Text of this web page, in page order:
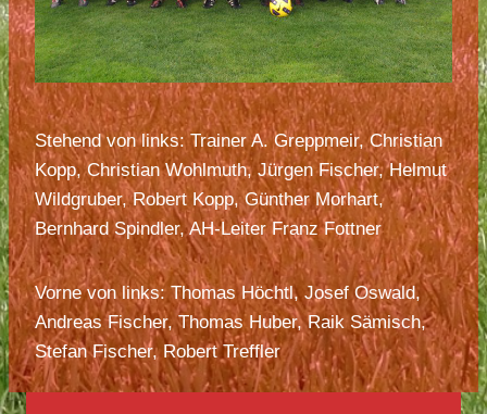
Stehend von links: Trainer A. Greppmeir, Christian
Kopp, Christian Wohlmuth, Jürgen Fischer, Helmut
Wildgruber, Robert Kopp, Günther Morhart,
Bernhard Spindler, AH-Leiter Franz Fottner
Vorne von links: Thomas Höchtl, Josef Oswald,
Andreas Fischer, Thomas Huber, Raik Sämisch,
Stefan Fischer, Robert Treffler